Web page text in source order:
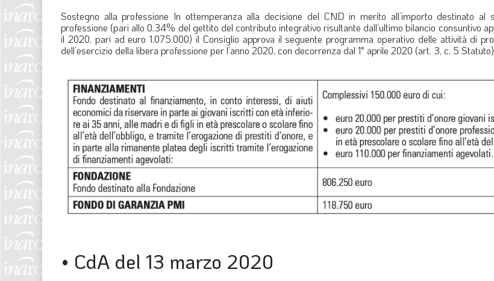
Sostegno alla professione In ottemperanza alla decisione del CND in merito all’importo destinato al
professione (pari allo 0,34% del gettito del contributo integrativo risultante dall’ultimo bilancio consuntivo
il 2020, pari ad euro 1.075.000) il Consiglio approva il seguente programma operativo delle attività di
dell’esercizio della libera professione per l’anno 2020, con decorrenza dal 1° aprile 2020 (art. 3, c. 5
• CdA del 13 marzo 2020